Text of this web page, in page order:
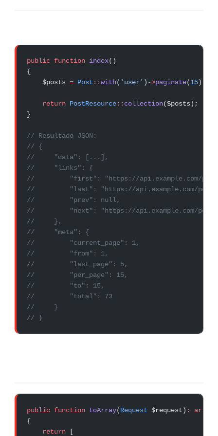
public function index()
{
    $posts
= Post ::with( 'user' ) ->paginate(15);
    return
PostResource:: collection($posts);
}
// Resultado JSON:
// {
//     "data": [...],
//     "links": {
//         "first": "https://api.example.com/
//         "last": "https://api.example.com/
//         "prev": null,
//         "next": "https://api.example.com/
//     },
//     "meta": {
//         "current_page": 1,
//         "from": 1,
//         "last_page": 5,
//         "per_page": 15,
//         "to": 15,
//         "total": 73
//     }
// }
public function toArray(Request $request) :
array
{
    return
[